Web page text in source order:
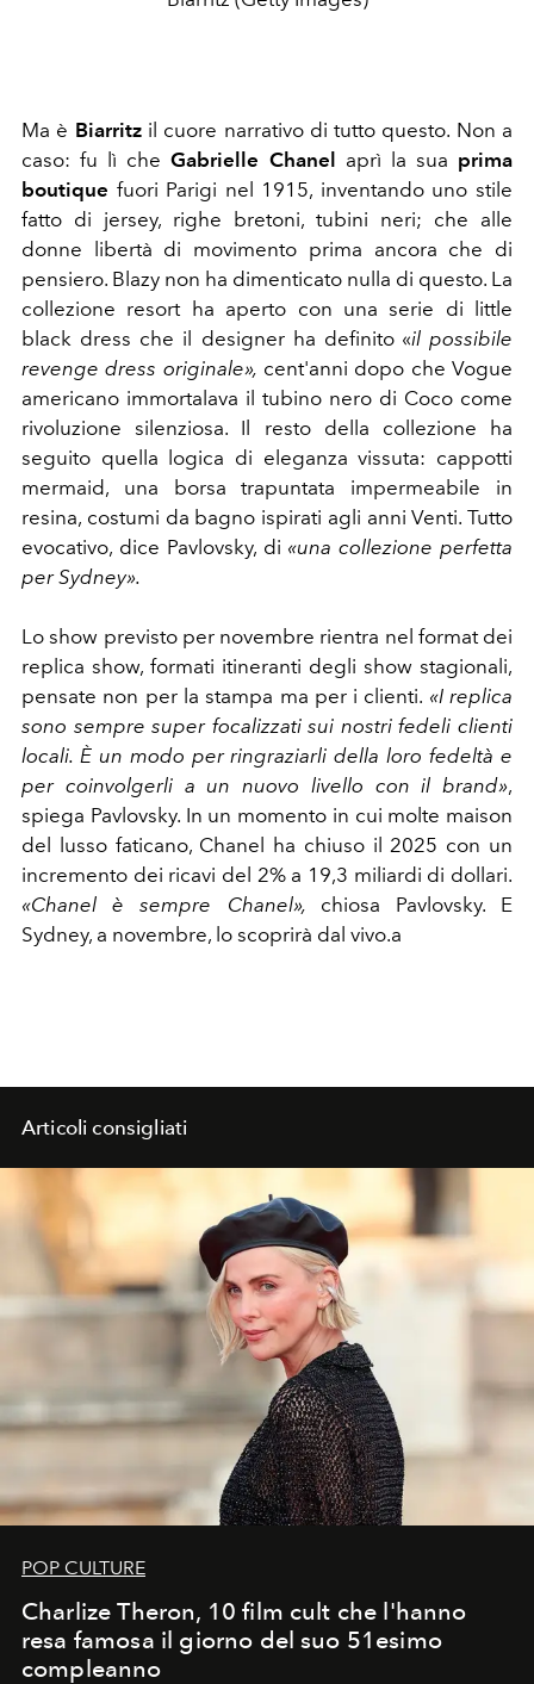
Ma è Biarritzil cuore narrativo di tutto questo. Non a
caso: fu lì cheGabrielle Chanel aprì la sua prima
boutique fuori Parigi nel 1915, inventando uno stile
fatto di jersey, righe bretoni, tubini neri; che alle
donne libertà di movimento prima ancora che di
pensiero. Blazy non ha dimenticato nulla di questo. La
collezione resort ha aperto con una serie di little
black dress che il designer ha definito «il possibile
revenge dress originale», cent'anni dopo che Vogue
americano immortalava il tubino nero di Coco come
rivoluzione silenziosa. Il resto della collezione ha
seguito quella logica di eleganza vissuta: cappotti
mermaid, una borsa trapuntata impermeabile in
resina, costumi da bagno ispirati agli anni Venti. Tutto
evocativo, dice Pavlovsky, di «una collezione perfetta
per Sydney».
Lo show previsto per novembre rientra nel format dei
replica show, formati itineranti degli show stagionali,
pensate non per la stampa ma per i clienti. «I replica
sono sempre super focalizzati sui nostri fedeli clienti
locali. È un modo per ringraziarli della loro fedeltà e
per coinvolgerli a un nuovo livello con il brand»,
spiega Pavlovsky. In un momento in cui molte maison
del lusso faticano, Chanel ha chiuso il 2025 con un
incremento dei ricavi del 2% a 19,3 miliardi di dollari.
«Chanel è sempre Chanel», chiosa Pavlovsky. E
Sydney, a novembre, lo scoprirà dal vivo.a
Articoli consigliati
POP CULTURE
Charlize Theron, 10 film cult che l'hanno
resa famosa il giorno del suo 51esimo
compleanno